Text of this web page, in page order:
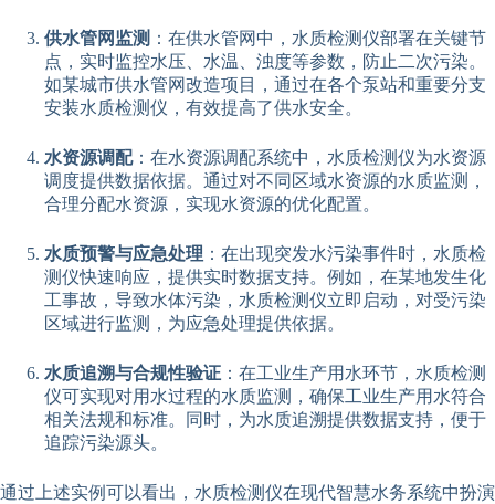
供水管网监测 ：在供水管网中，水质检测仪部署在关键节
点，实时监控水压、水温、浊度等参数，防止二次污染。
如某城市供水管网改造项目，通过在各个泵站和重要分支
安装水质检测仪，有效提高了供水安全。
水资源调配：在水资源调配系统中，水质检测仪为水资源
调度提供数据依据。通过对不同区域水资源的水质监测，
合理分配水资源，实现水资源的优化配置。
水质预警与应急处理 ：在出现突发水污染事件时，水质检
测仪快速响应，提供实时数据支持。例如，在某地发生化
工事故，导致水体污染，水质检测仪立即启动，对受污染
区域进行监测，为应急处理提供依据。
水质追溯与合规性验证 ：在工业生产用水环节，水质检测
仪可实现对用水过程的水质监测，确保工业生产用水符合
相关法规和标准。同时，为水质追溯提供数据支持，便于
追踪污染源头。
通过上述实例可以看出，水质检测仪在现代智慧水务系统中扮演